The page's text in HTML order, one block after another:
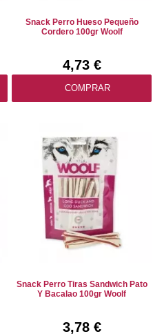
Snack Perro Hueso Pequeño
Cordero 100gr Woolf
4,73 €
COMPRAR
Snack Perro Tiras Sandwich Pato
Y Bacalao 100gr Woolf
3,78 €